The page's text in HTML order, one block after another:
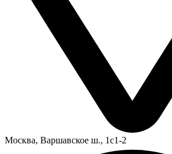
Москва, Варшавское ш., 1с1-2